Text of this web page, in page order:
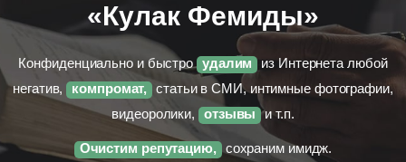
«Кулак Фемиды»
Конфиденциально и быстро удалим из Интернета любой
негатив, компромат, статьи в СМИ, интимные фотографии,
видеоролики,
отзывы и т.п.
Очистим репутацию, сохраним имидж.